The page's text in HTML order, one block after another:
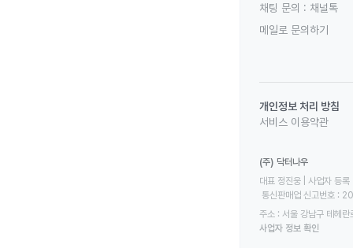
채팅 문의 : 채널톡
메일로 문의하기
개인정보 처리 방침
서비스 이용약관
(주) 닥터나우
대표 정진웅 | 사업자
통신판매업 신고번호
주소 : 서울 강남구 테헤
사업자 정보 확인